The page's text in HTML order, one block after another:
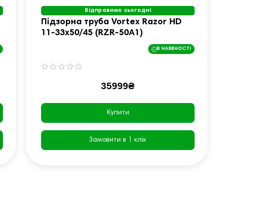
Відправимо сьогодні
Підзорна труба Vortex Razor HD
11-33x50/45 (RZR-50A1)
В НАЯВНОСТІ
35999₴
Купити
Замовити в 1 клік